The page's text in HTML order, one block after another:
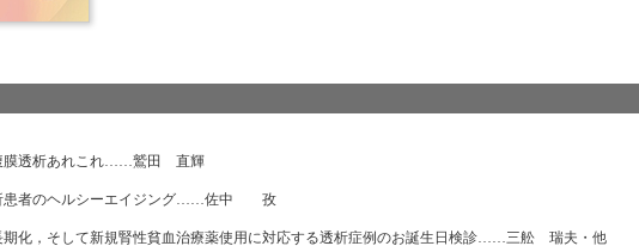
透析あれこれ……鷲田 直輝
患者のヘルシーエイジング……佐中 孜
期化，そして新規腎性貧血治療薬使用に対応する透析症例のお誕生日検診……三舩 瑞夫・他